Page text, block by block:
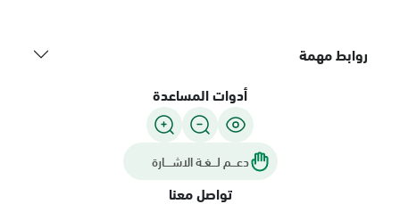
روابط مهمة
أدوات المساعدة
دعـــم لـــغـة الاشــــارة
تواصل معنا